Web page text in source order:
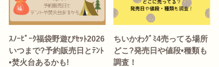
ｽﾉｰﾋﾟｰｸ福袋野遊びｾｯﾄ2026
いつまで?予約販売日とﾃﾝﾄ
•焚火台あるかも!
ちいかわｸﾞﾐ4売ってる場所
どこ?発売日や値段•種類も
調査！